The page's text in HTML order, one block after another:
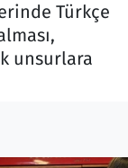
Türkçe
unsurlara